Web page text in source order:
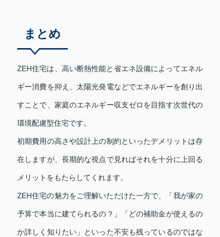
まとめ
ZEH住宅は、高い断熱性能と省エネ設備によってエネル
ギー消費を抑え、太陽光発電などでエネルギーを創り出
すことで、家庭のエネルギー収支ゼロを目指す次世代の
環境配慮型住宅です。
初期費用の高さや設計上の制約といったデメリットは存
在しますが、長期的な視点で見ればそれを十分に上回る
メリットをもたらしてくれます。
ZEH住宅の魅力をご理解いただけた一方で、「我が家の
予算で本当に建てられるの？」「どの補助金が使えるの
か詳しく知りたい」といった不安も残っているのではな